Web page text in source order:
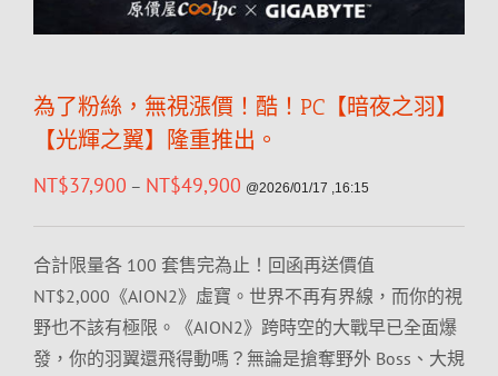
為了粉絲，無視漲價！酷！PC【暗夜之羽】
【光輝之翼】隆重推出。
NT$37,900 – NT$49,900 @2026/01/17 ,16:15
合計限量各 100 套售完為止！回函再送價值
NT$2,000《AION2》虛寶。世界不再有界線，而你的視
野也不該有極限。《AION2》跨時空的大戰早已全面爆
發，你的羽翼還飛得動嗎？無論是搶奪野外 Boss、大規